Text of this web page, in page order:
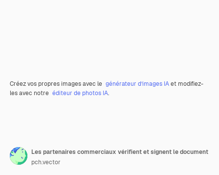
Créez vos propres images avec le générateur d’images IAet modifiez-
les avec notre éditeur de photos IA.
Les partenaires commerciaux vérifient et signent le document
pch.vector